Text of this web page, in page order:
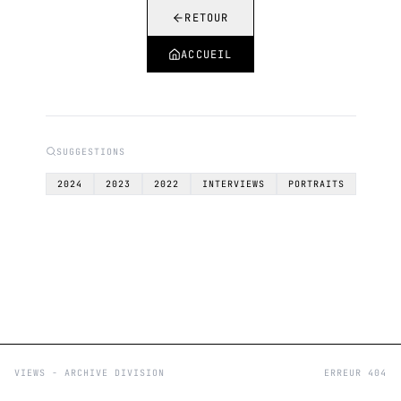
RETOUR
ACCUEIL
SUGGESTIONS
2024 2023 2022 INTERVIEWS PORTRAITS
VIEWS - ARCHIVE DIVISION ERREUR 404